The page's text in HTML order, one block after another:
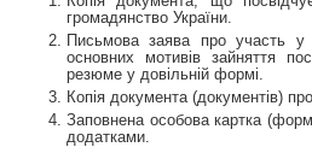
громадянство України.
Письмова заява про участь у
основних мотивів зайняття
резюме у довільній формі.
Копія документа (документів)
Заповнена особова картка
додатками.